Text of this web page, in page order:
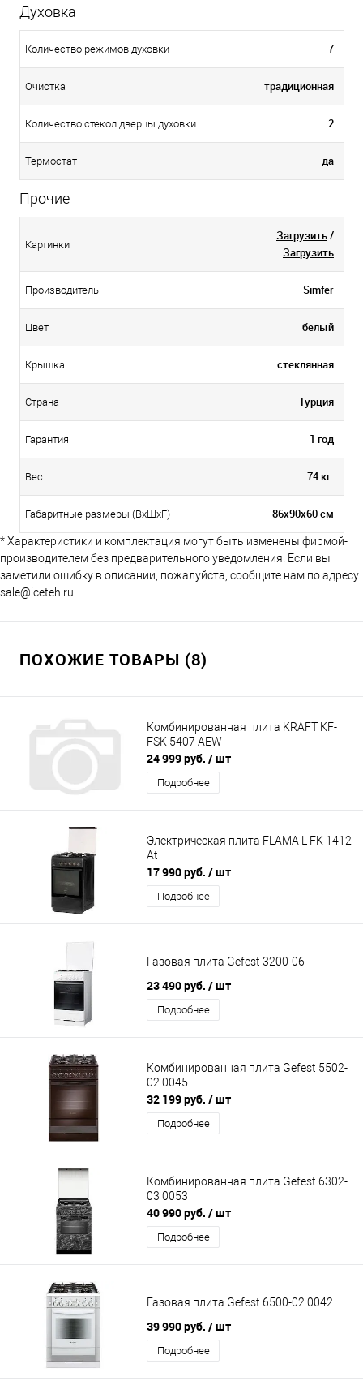
Духовка
Количество режимов духовки 7
Очистка традиционная
Количество стекол дверцы духовки 2
Термостат да
Прочие
Картинки
Загрузить/
Загрузить
Производитель Simfer
Цвет белый
Крышка стеклянная
Страна Турция
Гарантия 1 год
Вес 74 кг.
Габаритные размеры (ВхШхГ) 86х90х60 см
* Характеристики и комплектация могут быть изменены фирмой-
производителем без предварительного уведомления. Если вы
заметили ошибку в описании, пожалуйста, сообщите нам по адресу
sale@iceteh.ru
ПОХОЖИЕ ТОВАРЫ (8)
Комбинированная плита KRAFT KF-
FSK 5407 AEW
24 999 руб. / шт
Подробнее
Электрическая плита FLAMA L FK 1412
At
17 990 руб. / шт
Подробнее
Газовая плита Gefest 3200-06
23 490 руб. / шт
Подробнее
Комбинированная плита Gefest 5502-
02 0045
32 199 руб. / шт
Подробнее
Комбинированная плита Gefest 6302-
03 0053
40 990 руб. / шт
Подробнее
Газовая плита Gefest 6500-02 0042
39 990 руб. / шт
Подробнее